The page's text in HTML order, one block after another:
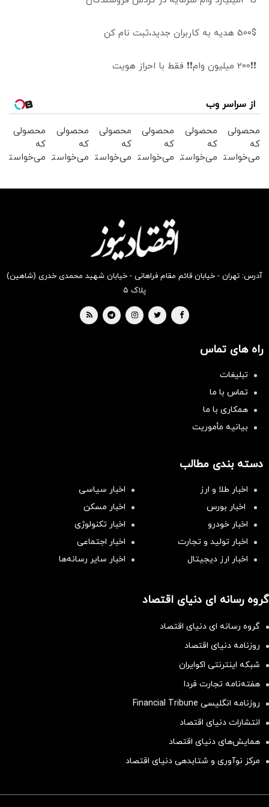
500$ هدیه به کاربران جدید،ثبت نام کن
❗❗200 میلیون وام❗❗ فقط با احراز هویت
از سراسر وب
محصولی
که
می‌خواستی
محصولی
که
می‌خواستی
محصولی
که
می‌خواستی
بخر !
محصولی
که
می‌خواستی
بخر !
محصولی
که
می‌خواستی
محصولی
که
می‌خواستی
آدرس: تهران - خیابان قائم مقام فراهانی - خیابان شهید محمدی خدری (شاهین)
پلاک ۵
راه های تماس
تبلیغات
تماس با ما
همکاری با ما
بیانیه مأموریت
دسته بندی مطالب
اخبار طلا و ارز
اخبار سیاسی
اخبار بورس
اخبار مسکن
اخبار خودرو
اخبار تکنولوژی
اخبار تولید و تجارت
اخبار اجتماعی
اخبار ارز دیجیتال
اخبار سایر رسانه‌‌ها
گروه رسانه ای دنیای اقتصاد
گروه رسانه ای دنیای اقتصاد
روزنامه دنیای اقتصاد
شبکه اینترنتی اکوایران
هفته‌نامه تجارت فردا
روزنامه انگلیسی Financial Tribune
انتشارات دنیای اقتصاد
همایش‌های دنیای اقتصاد
مرکز نوآوری و شتابدهی دنیای اقتصاد